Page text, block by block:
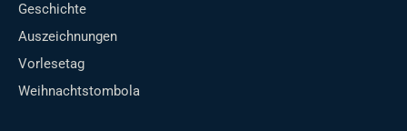
Geschichte
Auszeichnungen
Vorlesetag
Weihnachtstombola